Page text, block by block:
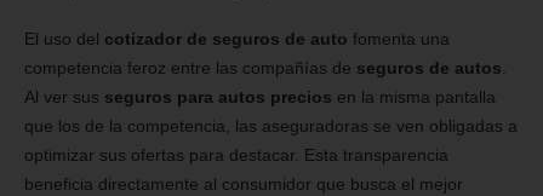
El uso del cotizador de seguros de auto fomenta una
competencia feroz entre las compañías de seguros de autos
Al ver sus seguros para autos precios en la misma pantalla
que los de la competencia, las aseguradoras se ven obligadas a
optimizar sus ofertas para destacar. Esta transparencia
beneficia directamente al consumidor que busca el mejor